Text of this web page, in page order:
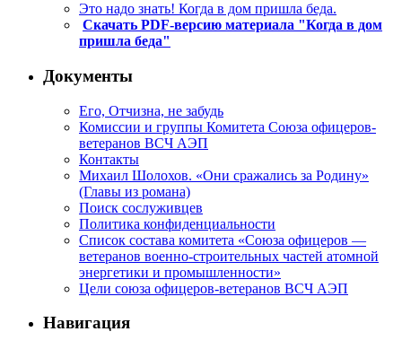
Это надо знать! Когда в дом пришла беда.
Скачать PDF-версию материала "Когда в дом
пришла беда"
Документы
Его, Отчизна, не забудь
Комиссии и группы Комитета Союза офицеров-
ветеранов ВСЧ АЭП
Контакты
Михаил Шолохов. «Они сражались за Родину»
(Главы из романа)
Поиск сослуживцев
Политика конфиденциальности
Список состава комитета «Союза офицеров —
ветеранов военно-строительных частей атомной
энергетики и промышленности»
Цели союза офицеров-ветеранов ВСЧ АЭП
Навигация